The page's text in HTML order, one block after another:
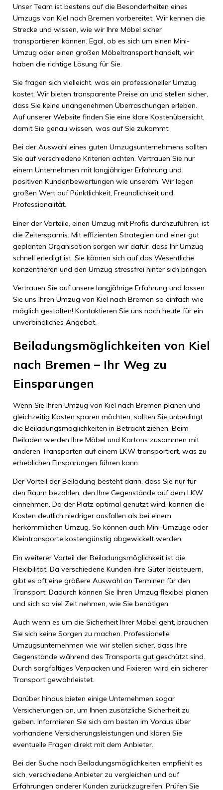
Unser Team ist bestens auf die Besonderheiten eines
Umzugs von Kiel nach Bremen vorbereitet. Wir kennen die
Strecke und wissen, wie wir Ihre Möbel sicher
transportieren können. Egal, ob es sich um einen Mini-
Umzug oder einen großen Möbeltransport handelt, wir
haben die richtige Lösung für Sie.
Sie fragen sich vielleicht, was ein professioneller Umzug
kostet. Wir bieten transparente Preise an und stellen sicher,
dass Sie keine unangenehmen Überraschungen erleben.
Auf unserer Website finden Sie eine klare Kostenübersicht,
damit Sie genau wissen, was auf Sie zukommt.
Bei der Auswahl eines guten Umzugsunternehmens sollten
Sie auf verschiedene Kriterien achten. Vertrauen Sie nur
einem Unternehmen mit langjähriger Erfahrung und
positiven Kundenbewertungen wie unserem. Wir legen
großen Wert auf Pünktlichkeit, Freundlichkeit und
Professionalität.
Einer der Vorteile, einen Umzug mit Profis durchzuführen, ist
die Zeitersparnis. Mit effizienten Strategien und einer gut
geplanten Organisation sorgen wir dafür, dass Ihr Umzug
schnell erledigt ist. Sie können sich auf das Wesentliche
konzentrieren und den Umzug stressfrei hinter sich bringen.
Vertrauen Sie auf unsere langjährige Erfahrung und lassen
Sie uns Ihren Umzug von Kiel nach Bremen so einfach wie
möglich gestalten! Kontaktieren Sie uns noch heute für ein
unverbindliches Angebot.
Beiladungsmöglichkeiten von Kiel
nach Bremen – Ihr Weg zu
Einsparungen
Wenn Sie Ihren Umzug von Kiel nach Bremen planen und
gleichzeitig Kosten sparen möchten, sollten Sie unbedingt
die Beiladungsmöglichkeiten in Betracht ziehen. Beim
Beiladen werden Ihre Möbel und Kartons zusammen mit
anderen Transporten auf einem LKW transportiert, was zu
erheblichen Einsparungen führen kann.
Der Vorteil der Beiladung besteht darin, dass Sie nur für
den Raum bezahlen, den Ihre Gegenstände auf dem LKW
einnehmen. Da der Platz optimal genutzt wird, können die
Kosten deutlich niedriger ausfallen als bei einem
herkömmlichen Umzug. So können auch Mini-Umzüge oder
Kleintransporte kostengünstig abgewickelt werden.
Ein weiterer Vorteil der Beiladungsmöglichkeit ist die
Flexibilität. Da verschiedene Kunden ihre Güter beisteuern,
gibt es oft eine größere Auswahl an Terminen für den
Transport. Dadurch können Sie Ihren Umzug flexibel planen
und sich so viel Zeit nehmen, wie Sie benötigen.
Auch wenn es um die Sicherheit Ihrer Möbel geht, brauchen
Sie sich keine Sorgen zu machen. Professionelle
Umzugsunternehmen wie wir stellen sicher, dass Ihre
Gegenstände während des Transports gut geschützt sind.
Durch sorgfältiges Verpacken und Fixieren wird ein sicherer
Transport gewährleistet.
Darüber hinaus bieten einige Unternehmen sogar
Versicherungen an, um Ihnen zusätzliche Sicherheit zu
geben. Informieren Sie sich am besten im Voraus über
vorhandene Versicherungsleistungen und klären Sie
eventuelle Fragen direkt mit dem Anbieter.
Bei der Suche nach Beiladungsmöglichkeiten empfiehlt es
sich, verschiedene Anbieter zu vergleichen und auf
Erfahrungen anderer Kunden zurückzugreifen. Prüfen Sie